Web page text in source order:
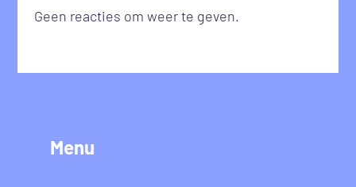
Geen reacties om weer te geven.
Menu